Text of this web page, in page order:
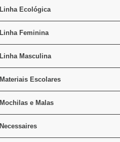
Linha Ecológica
Linha Feminina
Linha Masculina
Materiais Escolares
Mochilas e Malas
Necessaires